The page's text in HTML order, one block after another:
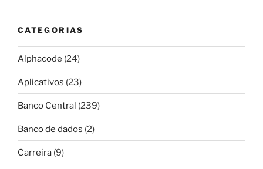
CATEGORIAS
Alphacode (24)
Aplicativos (23)
Banco Central (239)
Banco de dados (2)
Carreira (9)